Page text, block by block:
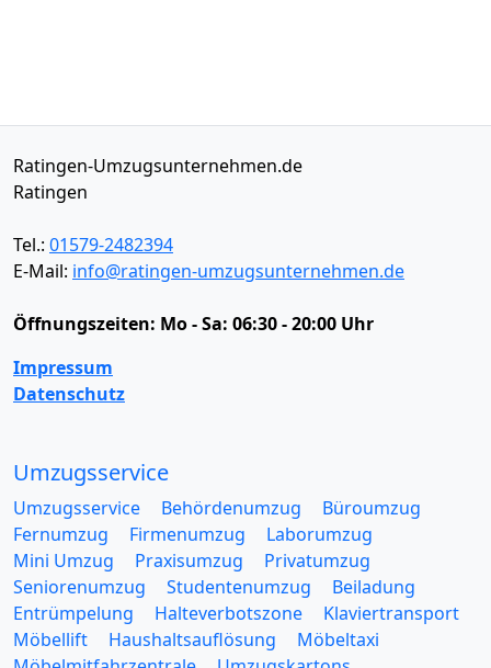
Ratingen-Umzugsunternehmen.de
Ratingen
Tel.: 01579-2482394
E-Mail: info@ratingen-umzugsunternehmen.de
Öffnungszeiten: Mo - Sa: 06:30 - 20:00 Uhr
Impressum
Datenschutz
Umzugsservice
Umzugsservice Behördenumzug
Büroumzug
Fernumzug
Firmenumzug
Laborumzug
Mini Umzug
Praxisumzug
Privatumzug
Seniorenumzug
Studentenumzug
Beiladung
Entrümpelung
Halteverbotszone
Klaviertransport
Möbellift
Haushaltsauflösung
Möbeltaxi